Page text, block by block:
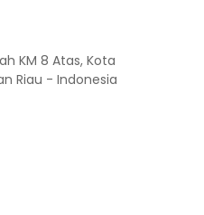
KM 8 Atas, Kota
Riau - Indonesia